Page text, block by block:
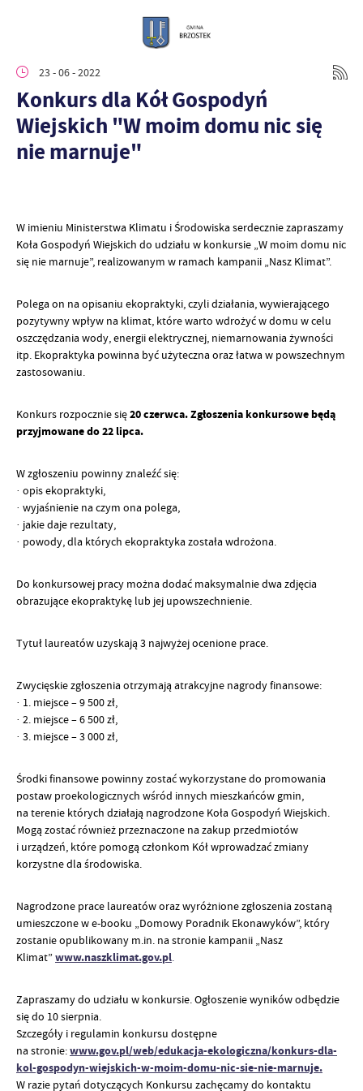
23 - 06 - 2022
Konkurs dla Kół Gospodyń
Wiejskich "W moim domu nic się
nie marnuje"
W imieniu Ministerstwa Klimatu i Środowiska serdecznie zapraszamy
Koła Gospodyń Wiejskich do udziału w konkursie „W moim domu nic
się nie marnuje”, realizowanym w ramach kampanii „Nasz Klimat”.
Polega on na opisaniu ekopraktyki, czyli działania, wywierającego
pozytywny wpływ na klimat, które warto wdrożyć w domu w celu
oszczędzania wody, energii elektrycznej, niemarnowania żywności
itp. Ekopraktyka powinna być użyteczna oraz łatwa w powszechnym
zastosowaniu.
Konkurs rozpocznie się20 czerwca. Zgłoszenia konkursowe będą
przyjmowane do 22 lipca.
W zgłoszeniu powinny znaleźć się:
· opis ekopraktyki,
· wyjaśnienie na czym ona polega,
· jakie daje rezultaty,
· powody, dla których ekopraktyka została wdrożona.
Do konkursowej pracy można dodać maksymalnie dwa zdjęcia
obrazujące ekopraktykę lub jej upowszechnienie.
Tytuł laureatów uzyskają 3 najwyżej ocenione prace.
Zwycięskie zgłoszenia otrzymają atrakcyjne nagrody finansowe:
· 1. miejsce – 9 500 zł,
· 2. miejsce – 6 500 zł,
· 3. miejsce – 3 000 zł,
Środki finansowe powinny zostać wykorzystane do promowania
postaw proekologicznych wśród innych mieszkańców gmin,
na terenie których działają nagrodzone Koła Gospodyń Wiejskich.
Mogą zostać również przeznaczone na zakup przedmiotów
i urządzeń, które pomogą członkom Kół wprowadzać zmiany
korzystne dla środowiska.
Nagrodzone prace laureatów oraz wyróżnione zgłoszenia zostaną
umieszczone w e-booku „Domowy Poradnik Ekonawyków”, który
zostanie opublikowany m.in. na stronie kampanii „Nasz
Klimat” www.naszklimat.gov.pl.
Zapraszamy do udziału w konkursie. Ogłoszenie wyników odbędzie
się do 10 sierpnia.
Szczegóły i regulamin konkursu dostępne
na stronie:www.gov.pl/web/edukacja-ekologiczna/konkurs-dla-
kol-gospodyn-wiejskich-w-moim-domu-nic-sie-nie-marnuje.
W razie pytań dotyczących Konkursu zachęcamy do kontaktu